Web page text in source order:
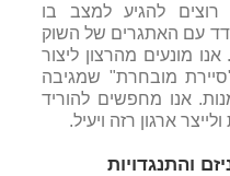
רוצים להגיע למצב בו
עם האתגרים של השוק
מונעים מהרצון ליצור
מובחרת" שמגיבה
אנו מחפשים להוריד
ארגון רזה ויעיל.
והתנגדויות